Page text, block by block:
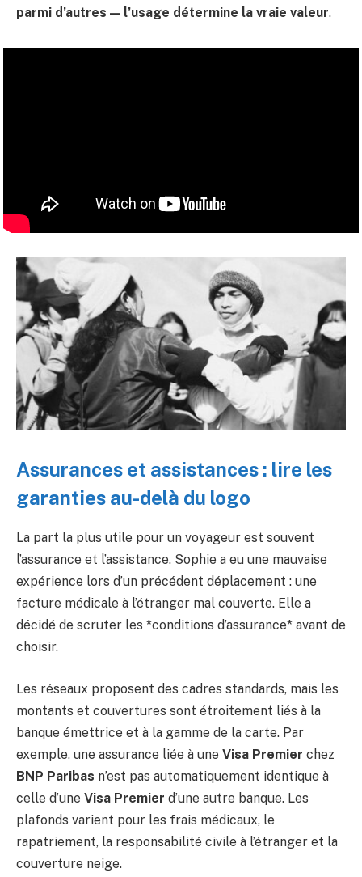
parmi d’autres — l’usage détermine la vraie valeur.
Assurances et assistances : lire les
garanties au-delà du logo
La part la plus utile pour un voyageur est souvent
l’assurance et l’assistance. Sophie a eu une mauvaise
expérience lors d’un précédent déplacement : une
facture médicale à l’étranger mal couverte. Elle a
décidé de scruter les *conditions d’assurance* avant de
choisir.
Les réseaux proposent des cadres standards, mais les
montants et couvertures sont étroitement liés à la
banque émettrice et à la gamme de la carte. Par
exemple, une assurance liée à une Visa Premier chez
BNP Paribas n’est pas automatiquement identique à
celle d’une Visa Premier d’une autre banque. Les
plafonds varient pour les frais médicaux, le
rapatriement, la responsabilité civile à l’étranger et la
couverture neige.